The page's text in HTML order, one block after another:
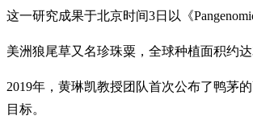
这一研究成果于北京时间3日以《
美洲狼尾草又名珍珠粟，全球种植面积约
2019年，黄琳凯教授团队首次公布了鸭茅
目标。